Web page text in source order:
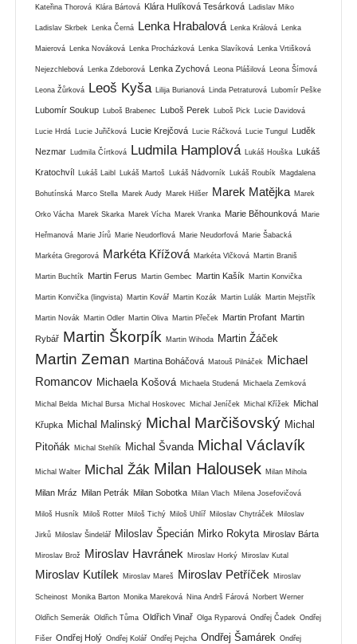
Kateřina Thorová Klára Bártová Klára Hulíková Tesárková Ladislav Miko
Ladislav Skrbek Lenka Černá Lenka Hrabalová Lenka Králová Lenka
Maierová Lenka Nováková Lenka Procházková Lenka Slavíková Lenka Vrtišková
Nejezchlebová Lenka Zdeborová Lenka Zychová Leona Plášilová Leona Šímová
Leona Žůrková Leoš Kyša Lilija Burianová Linda Petraturová Lubomír Peške
Lubomír Soukup Luboš Brabenec Luboš Perek Luboš Pick Lucie Davidová
Lucie Hrdá Lucie Juřičková Lucie Krejčová Lucie Ráčková Lucie Tungul Luděk
Nezmar Ludmila Čírtková Ludmila Hamplová Lukáš Houška Lukáš
Kratochvíl Lukáš Laibl Lukáš Martoš Lukáš Nádvorník Lukáš Roubík Magdalena
Bohutínská Marco Stella Marek Audy Marek Hilšer Marek Matějka Marek
Orko Vácha Marek Skarka Marek Vícha Marek Vranka Marie Běhounková Marie
Heřmanová Marie Jírů Marie Neudorflová Marie Neudorfová Marie Šabacká
Markéta Gregorová Markéta Křížová Markéta Vlčková Martin Braniš
Martin Buchtík Martin Ferus Martin Gembec Martin Kašík Martin Konvička
Martin Konvička (lingvista) Martin Kovář Martin Kozák Martin Lulák Martin Mejstřík
Martin Novák Martin Odler Martin Oliva Martin Přeček Martin Profant Martin
Rybář Martin Škorpík Martin Wihoda Martin Žáček
Martin Zeman Martina Boháčová Matouš Pilnáček
Michael
Romancov Michaela Košová Michaela Studená Michaela Zemková
Michal Belda Michal Bursa Michal Hoskovec Michal Jeníček Michal Křížek Michal
Křupka Michal Malinský Michal Marčišovský Michal
Pitoňák
Michal Stehlík Michal Švanda Michal Václavík
Michal Walter Michal Žák Milan Halousek Milan Mihola
Milan Mráz Milan Petrák Milan Sobotka Milan Vlach Milena Josefovičová
Miloš Husník Miloš Rotter Miloš Tichý Miloš Uhlíř Miloslav Chytráček Miloslav
Jirků Miloslav Šindelář Miloslav Špecián Mirko Rokyta Miroslav Bárta
Miroslav Brož Miroslav Havránek Miroslav Horký Miroslav Kutal
Miroslav Kutílek Miroslav Mareš Miroslav Petříček Miroslav
Scheinost Monika Barton Monika Mareková Nina Andrš Fárová Norbert Werner
Oldřich Semerák Oldřich Tůma Oldřich Vinař Olga Ryparová Ondřej Čadek Ondřej
Fišer Ondřej Holý Ondřej Kolář Ondřej Pejcha Ondřej Šamárek Ondřej